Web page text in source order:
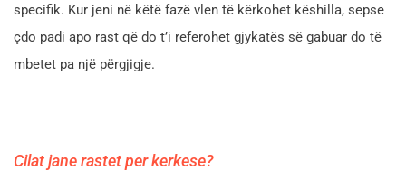
specifik. Kur jeni në këtë fazë vlen të kërkohet këshilla, sepse
çdo padi apo rast që do t’i referohet gjykatës së gabuar do të
mbetet pa një përgjigje.
Cilat jane rastet per kerkese?